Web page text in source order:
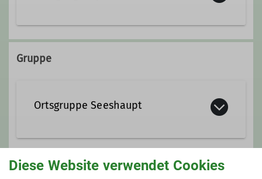
Gruppe
Ortsgruppe Seeshaupt
Jedem ersten Montag im Monat um
18:00 Uhr im Restaurant Sonnenhof
Preis
Diese Website verwendet Cookies